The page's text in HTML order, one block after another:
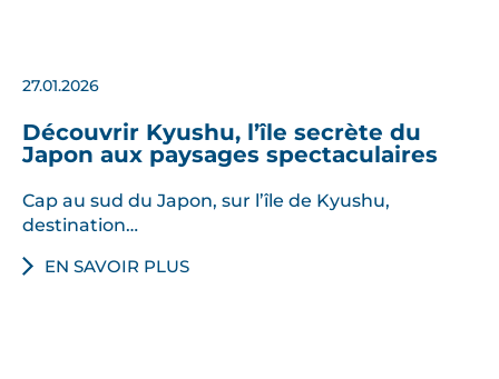
27.01.2026
Découvrir Kyushu, l’île secrète du
Japon aux paysages spectaculaires
Cap au sud du Japon, sur l’île de Kyushu,
destination…
EN SAVOIR PLUS